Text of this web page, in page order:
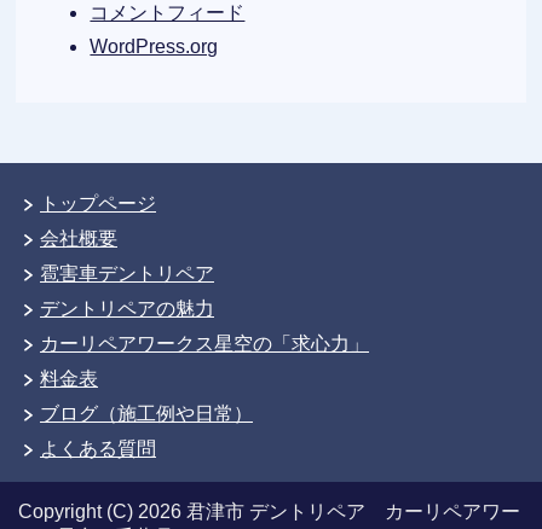
コメントフィード
WordPress.org
トップページ
会社概要
雹害車デントリペア
デントリペアの魅力
カーリペアワークス星空の「求心力」
料金表
ブログ（施工例や日常）
よくある質問
Copyright (C) 2026 君津市 デントリペア カーリペアワー